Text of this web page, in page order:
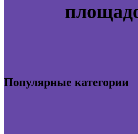
Популярные категории